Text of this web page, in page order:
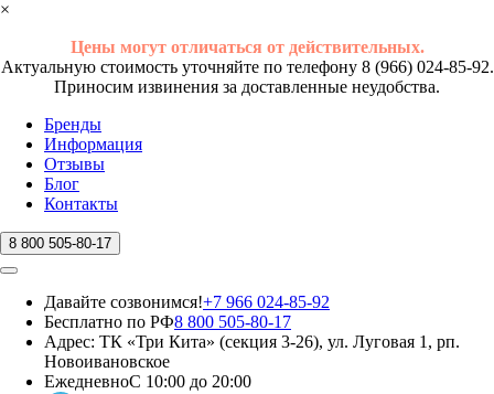
×
Цены могут отличаться от действительных.
Актуальную стоимость уточняйте по телефону 8 (966) 024-85-92.
Приносим извинения за доставленные неудобства.
Бренды
Информация
Отзывы
Блог
Контакты
8 800 505-80-17
Давайте созвонимся!+7 966 024-85-92
Бесплатно по РФ8 800 505-80-17
Адрес: ТК «Три Кита» (секция 3-26), ул. Луговая 1, рп.
Новоивановское
ЕжедневноС 10:00 до 20:00